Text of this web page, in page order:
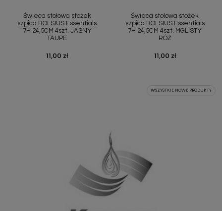
Świeca stołowa stożek
szpica BOLSIUS Essentials
7H 24,5CM 4szt. JASNY
TAUPE
Cena
11,00 zł
Świeca stołowa stożek
szpica BOLSIUS Essentials
7H 24,5CM 4szt. MGLISTY
RÓŻ
Cena
11,00 zł
WSZYSTKIE NOWE PRODUKTY